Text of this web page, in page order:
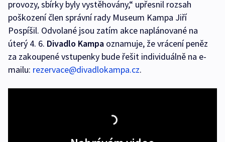
provozy, sbírky byly vystěhovány,“ upřesnil rozsah
poškození člen správní rady Museum Kampa Jiří
Pospíšil. Odvolané jsou zatím akce naplánované na
úterý 4. 6. Divadlo Kampa oznamuje, že vrácení peněz
za zakoupené vstupenky bude řešit individuálně na e-
mailu: rezervace@divadlokampa.cz.